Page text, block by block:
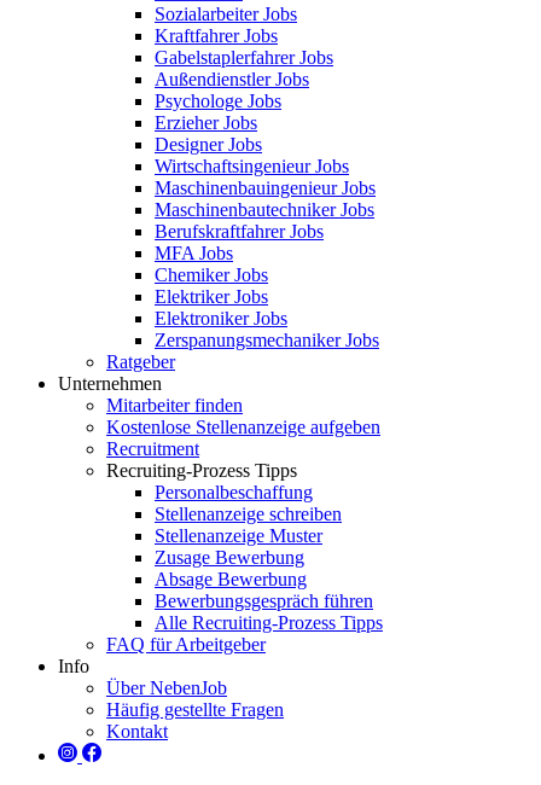
Sozialarbeiter Jobs
Kraftfahrer Jobs
Gabelstaplerfahrer Jobs
Außendienstler Jobs
Psychologe Jobs
Erzieher Jobs
Designer Jobs
Wirtschaftsingenieur Jobs
Maschinenbauingenieur Jobs
Maschinenbautechniker Jobs
Berufskraftfahrer Jobs
MFA Jobs
Chemiker Jobs
Elektriker Jobs
Elektroniker Jobs
Zerspanungsmechaniker Jobs
Ratgeber
Unternehmen
Mitarbeiter finden
Kostenlose Stellenanzeige aufgeben
Recruitment
Recruiting-Prozess Tipps
Personalbeschaffung
Stellenanzeige schreiben
Stellenanzeige Muster
Zusage Bewerbung
Absage Bewerbung
Bewerbungsgespräch führen
Alle Recruiting-Prozess Tipps
FAQ für Arbeitgeber
Info
Über NebenJob
Häufig gestellte Fragen
Kontakt